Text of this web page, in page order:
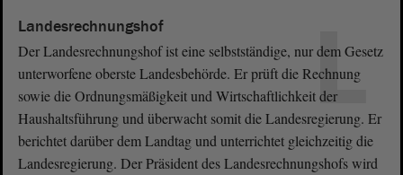
L
Landesrechnungshof
Der Landesrechnungshof ist eine selbstständige, nur dem Gesetz
unterworfene oberste Landesbehörde. Er prüft die Rechnung
sowie die Ordnungsmäßigkeit und Wirtschaftlichkeit der
Haushaltsführung und überwacht somit die Landesregierung. Er
berichtet darüber dem Landtag und unterrichtet gleichzeitig die
Landesregierung. Der Präsident des Landesrechnungshofs wird